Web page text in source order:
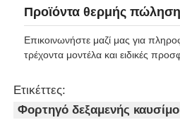
Προϊόντα θερμής
Επικοινωνήστε μαζί μας για
τρέχοντα μοντέλα και ειδικές
Ετικέττες:
Φορτηγό δεξαμενής